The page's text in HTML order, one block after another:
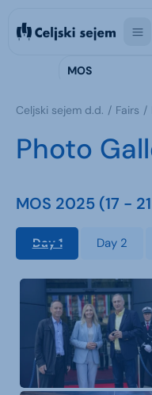
MOS
Celjski sejem d.d. Fairs
Photo
MOS 2025 (17 -
Day 1 Day 2